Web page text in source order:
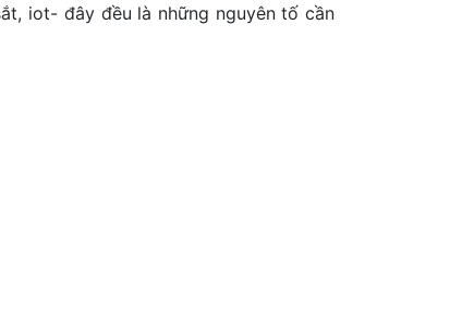
iot- đây đều là những nguyên tố cần